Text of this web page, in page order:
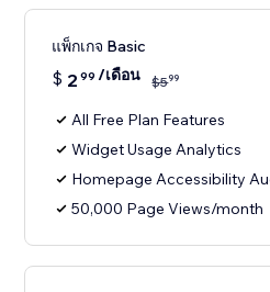
แพ็กเกจ Basic
$ 2 99 /เดือน $599
All Free Plan Features
Widget Usage Analytics
Homepage Accessibility
50,000 Page Views/month